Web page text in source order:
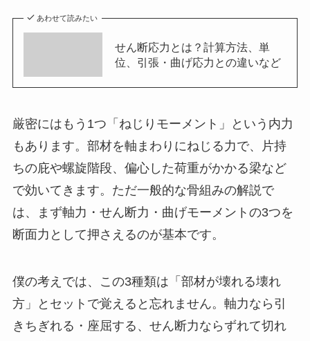
あわせて読みたい
せん断応力とは？計算方法、単
位、引張・曲げ応力との違いなど
厳密にはもう1つ「ねじりモーメント」という内力
もあります。部材を軸まわりにねじる力で、片持
ちの庇や螺旋階段、偏心した荷重がかかる梁など
で効いてきます。ただ一般的な骨組みの解説で
は、まず軸力・せん断力・曲げモーメントの3つを
断面力として押さえるのが基本です。
僕の考えでは、この3種類は「部材が壊れる壊れ
方」とセットで覚えると忘れません。軸力なら引
きちぎれる・座屈する、せん断力ならずれて切れ